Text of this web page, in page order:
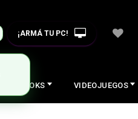
¡ARMÁ TU PC!
NOTEBOOKS VIDEOJUEGOS